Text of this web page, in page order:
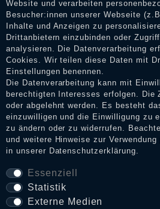
Shop informieren.
Impressum
Daten­schutz­erklärung
AGB
Widerrufs­recht
Website und verarbeiten
Besucher:innen unserer Webseite
Inhalte und Anzeigen zu
Drittanbietern einzubinden oder
analysieren. Die Datenverarbeitung
Cookies. Wir teilen diese Daten mit
Einstellungen benennen.
Die Datenverarbeitung kann mit
berechtigten Interesses erfolgen. Die
oder abgelehnt werden. Es besteht
einzuwilligen und die Einwilligung zu
zu ändern oder zu widerrufen.
und weitere Hinweise zur
in unserer Daten­schutz­erklärung.
Essenziell
Statistik
Externe Medien